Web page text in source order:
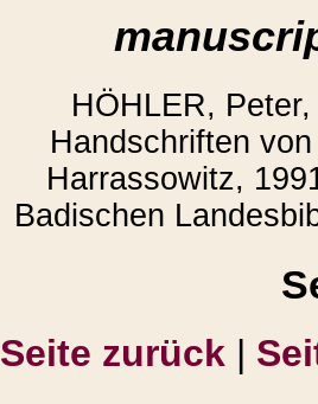
HÖHLER,
Handschriften
Harrassowitz,
Badischen
Seite zurück |